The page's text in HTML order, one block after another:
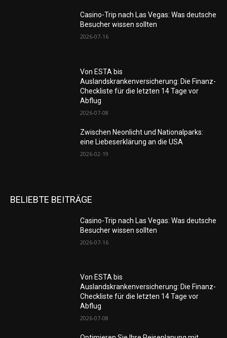
Casino-Trip nach Las Vegas: Was deutsche
Besucher wissen sollten
2026-07-16
Von ESTA bis
Auslandskrankenversicherung: Die Finanz-
Checkliste für die letzten 14 Tage vor
Abflug
2026-07-08
Zwischen Neonlicht und Nationalparks:
eine Liebeserklärung an die USA
2026-02-19
BELIEBTE BEITRÄGE
Casino-Trip nach Las Vegas: Was deutsche
Besucher wissen sollten
2026-07-16
Von ESTA bis
Auslandskrankenversicherung: Die Finanz-
Checkliste für die letzten 14 Tage vor
Abflug
2026-07-08